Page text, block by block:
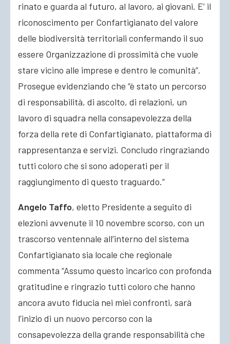
rinato e guarda al futuro, al lavoro, ai giovani. E’ il
riconoscimento per Confartigianato del valore
delle biodiversità territoriali confermando il suo
essere Organizzazione di prossimità che vuole
stare vicino alle imprese e dentro le comunità”.
Prosegue evidenziando che “è stato un percorso
di responsabilità, di ascolto, di relazioni, un
lavoro di squadra nella consapevolezza della
forza della rete di Confartigianato, piattaforma di
rappresentanza e servizi. Concludo ringraziando
tutti coloro che si sono adoperati per il
raggiungimento di questo traguardo.”
Angelo Taffo, eletto Presidente a seguito di
elezioni avvenute il 10 novembre scorso, con un
trascorso ventennale all’interno del sistema
Confartigianato sia locale che regionale
commenta “Assumo questo incarico con profonda
gratitudine e ringrazio tutti coloro che hanno
ancora avuto fiducia nei miei confronti, sarà
l’inizio di un nuovo percorso con la
consapevolezza della grande responsabilità che